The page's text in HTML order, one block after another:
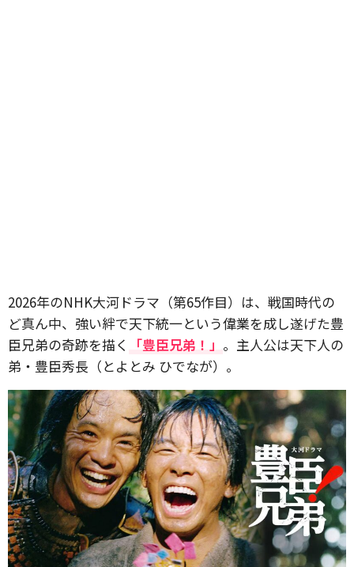
2026年のNHK大河ドラマ（第65作目）は、戦国時代の
ど真ん中、強い絆で天下統一という偉業を成し遂げた豊
臣兄弟の奇跡を描く
「豊臣兄弟！」 。主人公は天下人の
弟・豊臣秀長（とよとみ ひでなが）。